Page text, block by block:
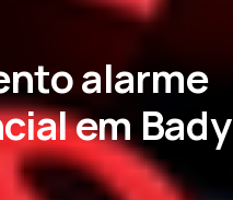
alarme
em Bady